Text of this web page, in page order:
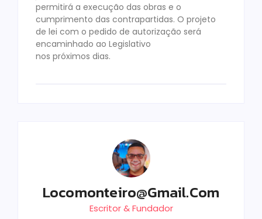
permitirá a execução das obras e o
cumprimento das contrapartidas. O projeto
de lei com o pedido de autorização será
encaminhado ao Legislativo
nos próximos dias.
Locomonteiro@gmail.com
Escritor & Fundador